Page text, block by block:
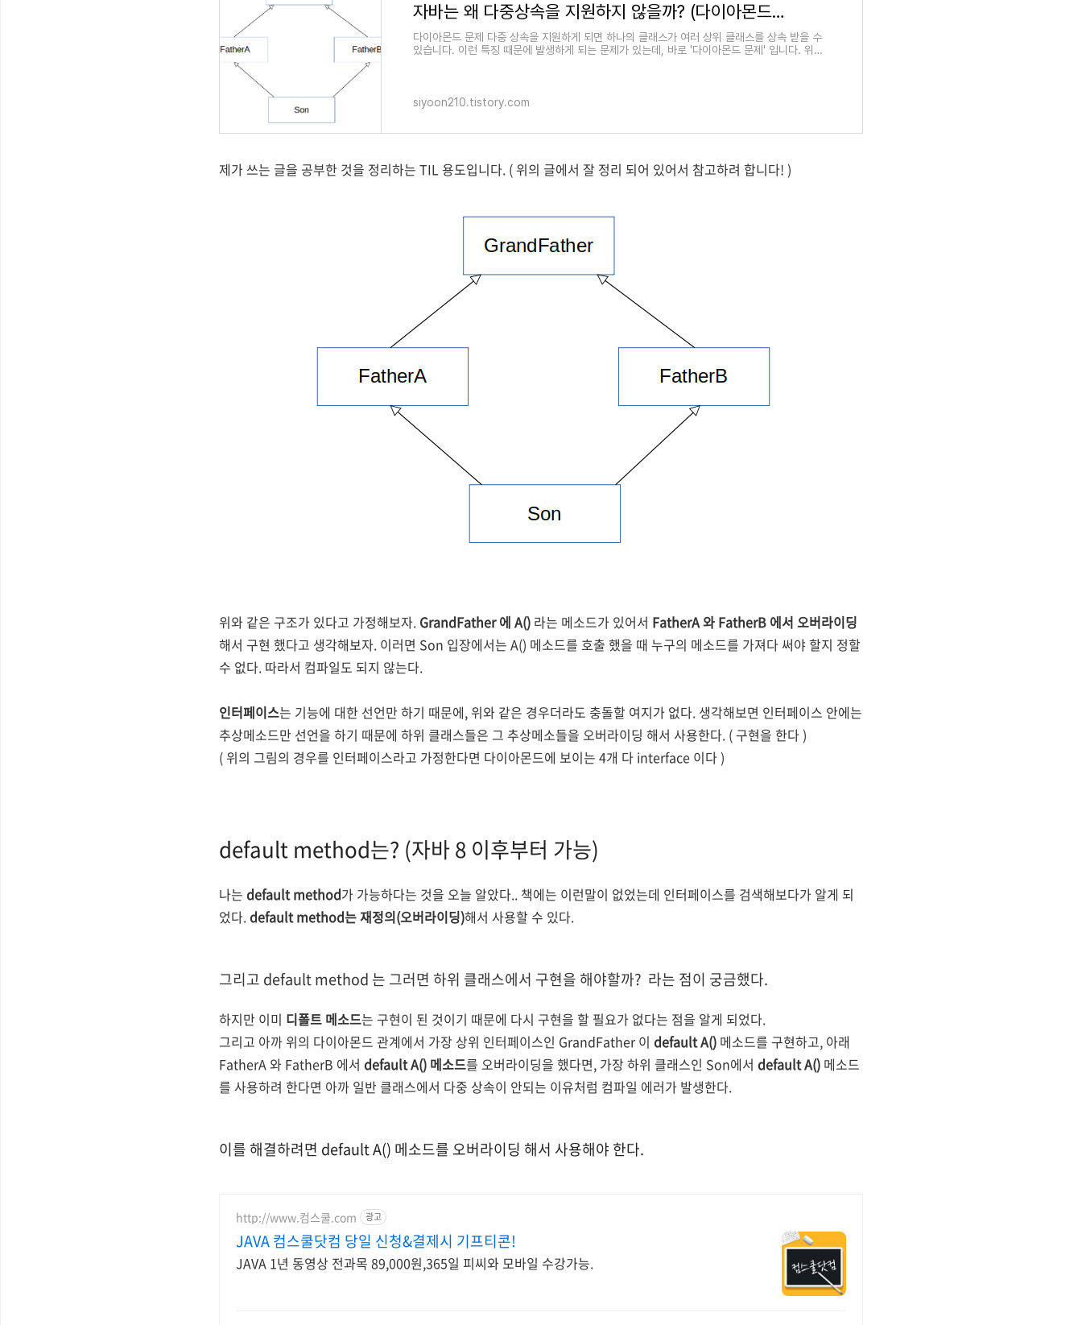
자바는 왜 다중상속을 지원하지 않을까? (다이아몬드 문제)
다이아몬드 문제 다중 상속을 지원하게 되면 하나의 클래스가 여러 상위 클래스를 상속 받을 수
있습니다. 이런 특징 때문에 발생하게 되는 문제가 있는데, 바로 '다이아몬드 문제' 입니다. 위의
siyoon210.tistory.com
제가 쓰는 글을 공부한 것을 정리하는 TIL 용도입니다. ( 위의 글에서 잘 정리 되어 있어서 참고하려 합니다! )
위와 같은 구조가 있다고 가정해보자. GrandFather 에 A() 라는 메소드가 있어서 FatherA 와 FatherB 에서 오버라이딩
해서 구현 했다고 생각해보자. 이러면 Son 입장에서는 A() 메소드를 호출 했을 때 누구의 메소드를 가져다 써야 할지 정할
수 없다. 따라서 컴파일도 되지 않는다.
인터페이스는 기능에 대한 선언만 하기 때문에, 위와 같은 경우더라도 충돌할 여지가 없다. 생각해보면 인터페이스 안에는
추상메소드만 선언을 하기 때문에 하위 클래스들은 그 추상메소들을 오버라이딩 해서 사용한다. ( 구현을 한다 )
( 위의 그림의 경우를 인터페이스라고 가정한다면 다이아몬드에 보이는 4개 다 interface 이다 )
default method는? (자바 8 이후부터 가능)
나는 default method가 가능하다는 것을 오늘 알았다.. 책에는 이런말이 없었는데 인터페이스를 검색해보다가 알게 되
었다.default method는재정의(오버라이딩)해서 사용할 수 있다.
그리고 default method 는 그러면 하위 클래스에서 구현을 해야할까? 라는 점이 궁금했다.
하지만 이미 디폴트 메소드는 구현이 된 것이기 때문에 다시 구현을 할 필요가 없다는 점을 알게 되었다.
그리고 아까 위의 다이아몬드 관계에서 가장 상위 인터페이스인 GrandFather 이 default A() 메소드를 구현하고, 아래
FatherA 와 FatherB 에서 default A() 메소드를 오버라이딩을 했다면, 가장 하위 클래스인 Son에서 default A() 메소드
를 사용하려 한다면 아까 일반 클래스에서 다중 상속이 안되는 이유처럼 컴파일 에러가 발생한다.
이를 해결하려면 default A() 메소드를 오버라이딩 해서 사용해야 한다.
http://www.컴스쿨.com 광고
JAVA 컴스쿨닷컴 당일 신청&결제시 기프티콘!
JAVA 1년 동영상 전과목 89,000원,365일 피씨와 모바일 수강가능.